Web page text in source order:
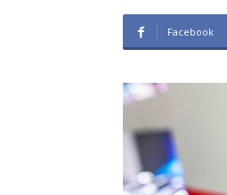
Facebook